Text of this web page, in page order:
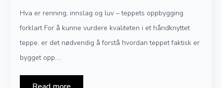
Hva er renning, innslag og luv – teppets oppbygging
forklart For å kunne vurdere kvaliteten i et håndknyttet
teppe, er det nødvendig å forstå hvordan teppet faktisk er
bygget opp.…